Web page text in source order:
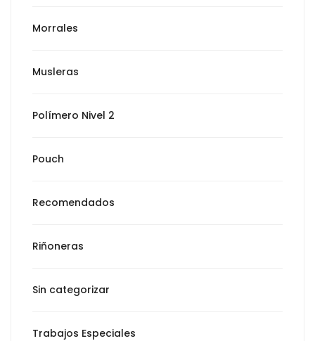
Morrales
Musleras
Polímero Nivel 2
Pouch
Recomendados
Riñoneras
Sin categorizar
Trabajos Especiales